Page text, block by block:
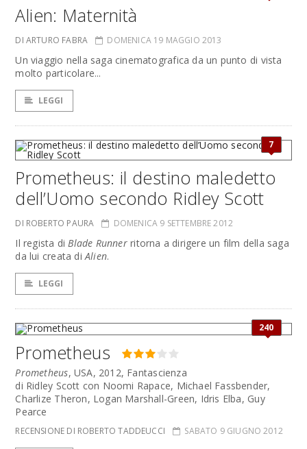
Alien: Maternità
DI ARTURO FABRA DOMENICA 19 MAGGIO 2013
Un viaggio nella saga cinematografica da un punto di vista
molto particolare...
LEGGI
7
Prometheus: il destino maledetto
dell’Uomo secondo Ridley Scott
DI ROBERTO PAURA DOMENICA 9 SETTEMBRE 2012
Il regista diBlade Runnerritorna a dirigere un film della saga
da lui creata diAlien.
LEGGI
240
Prometheus
Prometheus, USA, 2012, Fantascienza
di Ridley Scott con Noomi Rapace, Michael Fassbender,
Charlize Theron, Logan Marshall-Green, Idris Elba, Guy
Pearce
RECENSIONE DI ROBERTO TADDEUCCI SABATO 9 GIUGNO 2012